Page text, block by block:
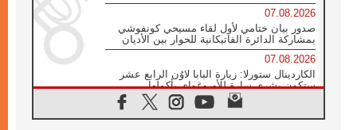
07.08.2026
صدور بيان ختامي لأول لقاء مسيحي كونفوشي
بمشاركة الدائرة الفاتيكانية للحوار بين الأديان
07.08.2026
الكاردينال ستورلا: زيارة البابا لاوُن الرابع عشر
ستكون بشرى سارة للأوروغواي بأكملها
الفاتيكان يعلن برنامج الزيارة الرسولية للبابا لاوُن